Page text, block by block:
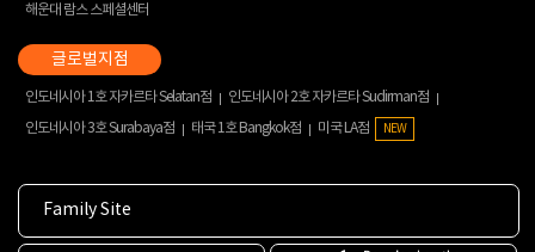
해운대 람스 스페셜센터
인도네시아 1호 자카르타 Selatan점
인도네시아 2호 자카르타 Sudirman점
인도네시아 3호 Surabaya점
태국 1호 Bangkok점 미국 LA점 NEW
Family Site